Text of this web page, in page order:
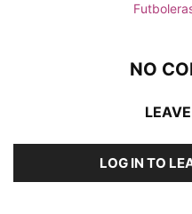
NO
LOG IN TO